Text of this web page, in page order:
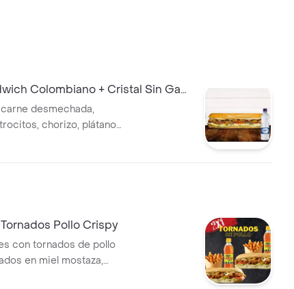
Colombiano + Cristal Sin Gas
desmechada,
chorizo, plátano
tomate, queso
Pollo Crispy
con tornados de pollo
en miel mostaza,
tomate, lechuga, salsa